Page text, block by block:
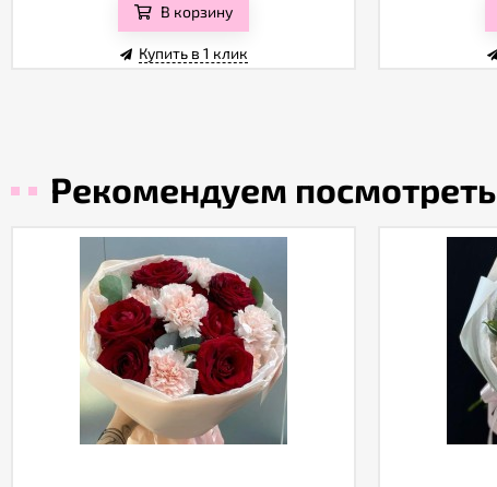
В корзину
Купить в 1 клик
Рекомендуем посмотреть